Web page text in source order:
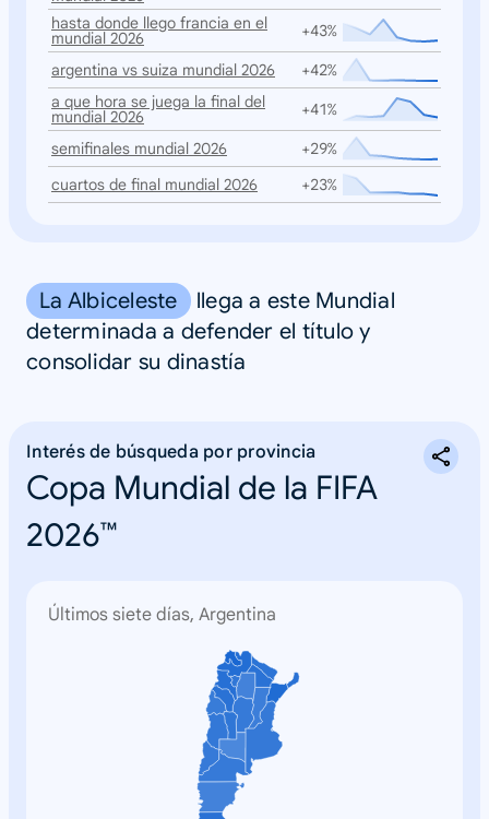
hasta donde llego francia en el
mundial 2026
+43%
argentina vs suiza mundial 2026
+42%
a que hora se juega la final del
mundial 2026
+41%
semifinales mundial 2026
+29%
cuartos de final mundial 2026
+23%
La Albiceleste llega a este Mundial
determinada a defender el título y
consolidar su dinastía
Interés de búsqueda por provincia
Copa Mundial de la FIFA
2026™
Últimos siete días, Argentina